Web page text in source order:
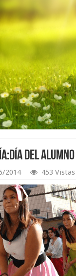
del Alumno
2014 453 Vistas